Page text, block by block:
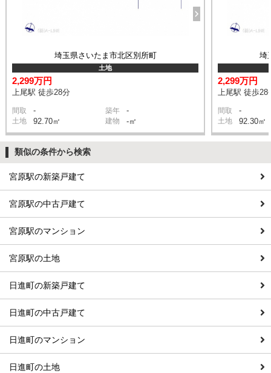
埼玉県さいたま市北区別所町
土地
2,299万円
上尾駅 徒歩28分
間取 - 築年 -
土地 92.70㎡ 建物 -㎡
埼
2,299万円
上尾駅 徒歩28
間取 -
土地 92.30㎡
類似の条件から検索
宮原駅の新築戸建て
宮原駅の中古戸建て
宮原駅のマンション
宮原駅の土地
日進町の新築戸建て
日進町の中古戸建て
日進町のマンション
日進町の土地